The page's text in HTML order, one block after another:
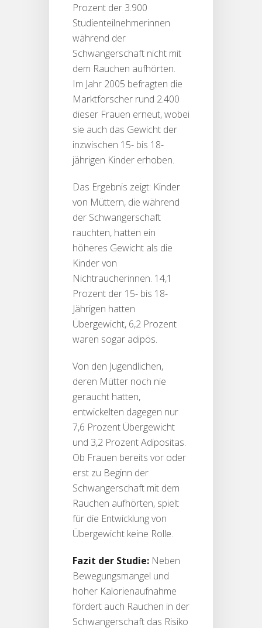
Prozent der 3.900
Studienteilnehmerinnen
während der
Schwangerschaft nicht mit
dem Rauchen aufhörten.
Im Jahr 2005 befragten die
Marktforscher rund 2.400
dieser Frauen erneut, wobei
sie auch das Gewicht der
inzwischen 15- bis 18-
jährigen Kinder erhoben.
Das Ergebnis zeigt: Kinder
von Müttern, die während
der Schwangerschaft
rauchten, hatten ein
höheres Gewicht als die
Kinder von
Nichtraucherinnen. 14,1
Prozent der 15- bis 18-
Jährigen hatten
Übergewicht, 6,2 Prozent
waren sogar adipös.
Von den Jugendlichen,
deren Mütter noch nie
geraucht hatten,
entwickelten dagegen nur
7,6 Prozent Übergewicht
und 3,2 Prozent Adipositas.
Ob Frauen bereits vor oder
erst zu Beginn der
Schwangerschaft mit dem
Rauchen aufhörten, spielt
für die Entwicklung von
Übergewicht keine Rolle.
Fazit der Studie: Neben
Bewegungsmangel und
hoher Kalorienaufnahme
fördert auch Rauchen in der
Schwangerschaft das Risiko